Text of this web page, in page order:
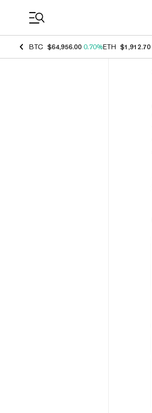
BTC $64,956.00 0.70%ETH $1,912.70